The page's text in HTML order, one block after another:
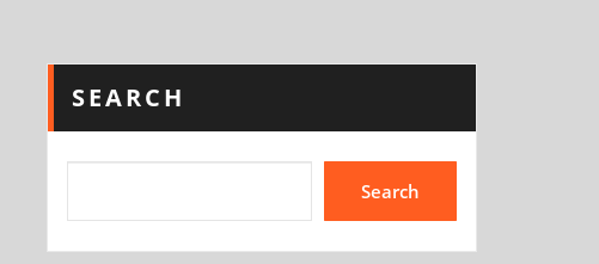
SEARCH
Search